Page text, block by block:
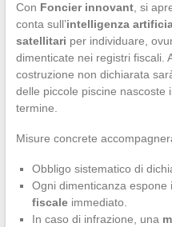
Con Foncier innovant, si
conta sull’intelligenza
satellitari per individuare,
dimenticate nei registri fiscali.
costruzione non dichiarata
delle piccole piscine nascoste
termine.
Misure concrete
Obbligo sistematico di
Ogni dimenticanza espone
fiscaleimmediato.
In caso di infrazione, una